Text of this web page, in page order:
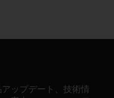
ップデート、技術情